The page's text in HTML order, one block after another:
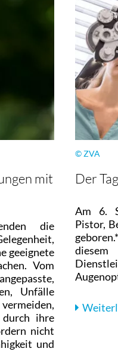
mit
die
geeignete
Vom
Unfälle
durch ihre
nicht
und
© ZVA
Der
Am 6.
Pistor,